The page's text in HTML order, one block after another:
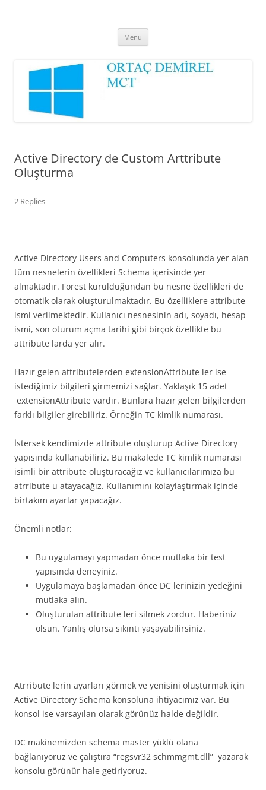
Menu
Active Directory de Custom Arttribute
Oluşturma
2 Replies
Active Directory Users and Computers konsolunda yer alan
tüm nesnelerin özellikleri Schema içerisinde yer
almaktadır. Forest kurulduğundan bu nesne özellikleri de
otomatik olarak oluşturulmaktadır. Bu özelliklere attribute
ismi verilmektedir. Kullanıcı nesnesinin adı, soyadı, hesap
ismi, son oturum açma tarihi gibi birçok özellikte bu
attribute larda yer alır.
Hazır gelen attributelerden extensionAttribute ler ise
istediğimiz bilgileri girmemizi sağlar. Yaklaşık 15 adet
extensionAttribute vardır. Bunlara hazır gelen bilgilerden
farklı bilgiler girebiliriz. Örneğin TC kimlik numarası.
İstersek kendimizde attribute oluşturup Active Directory
yapısında kullanabiliriz. Bu makalede TC kimlik numarası
isimli bir attribute oluşturacağız ve kullanıcılarımıza bu
atrribute u atayacağız. Kullanımını kolaylaştırmak içinde
birtakım ayarlar yapacağız.
Önemli notlar:
Bu uygulamayı yapmadan önce mutlaka bir test
yapısında deneyiniz.
Uygulamaya başlamadan önce DC lerinizin yedeğini
mutlaka alın.
Oluşturulan attribute leri silmek zordur. Haberiniz
olsun. Yanlış olursa sıkıntı yaşayabilirsiniz.
Atrribute lerin ayarları görmek ve yenisini oluşturmak için
Active Directory Schema konsoluna ihtiyacımız var. Bu
konsol ise varsayılan olarak görünüz halde değildir.
DC makinemizden schema master yüklü olana
bağlanıyoruz ve çalıştıra “regsvr32 schmmgmt.dll” yazarak
konsolu görünür hale getiriyoruz.